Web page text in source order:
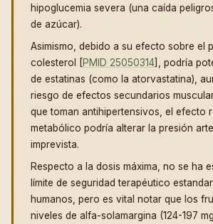
hipoglucemia severa (una caída
de azúcar).
Asimismo, debido a su efecto sobre el
colesterol [PMID 25050314], podría
de estatinas (como la atorvastatina),
riesgo de efectos secundarios
que toman antihipertensivos, el efecto
metabólico podría alterar la presión
imprevista.
Respecto a la dosis máxima, no se ha
límite de seguridad terapéutico
humanos, pero es vital notar que los
niveles de alfa-solamargina (124-197